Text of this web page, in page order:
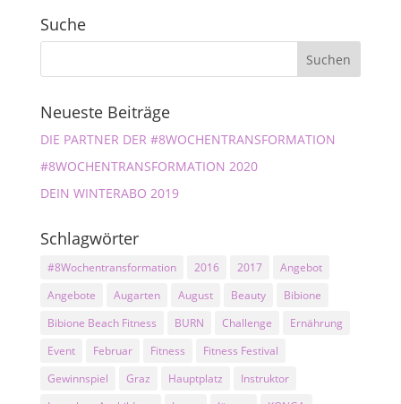
Suche
Neueste Beiträge
DIE PARTNER DER #8WOCHENTRANSFORMATION
#8WOCHENTRANSFORMATION 2020
DEIN WINTERABO 2019
Schlagwörter
#8Wochentransformation 2016 2017
Angebot
Angebote
Augarten August Beauty
Bibione
Bibione Beach Fitness
BURN Challenge
Ernährung
Event
Februar Fitness
Fitness Festival
Gewinnspiel
Graz Hauptplatz
Instruktor